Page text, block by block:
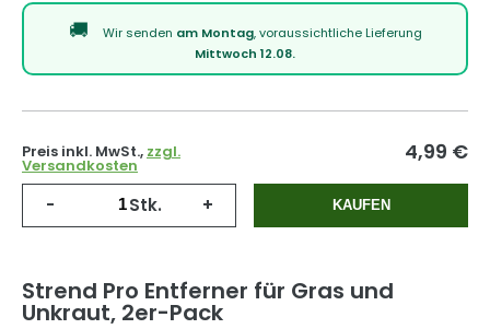
Wir senden am Montag, voraussichtliche Lieferung
Mittwoch 12.08.
Preis inkl. MwSt., zzgl.
Versandkosten
4,99 €
- Stk. + KAUFEN
Strend Pro Entferner für Gras und
Unkraut, 2er-Pack